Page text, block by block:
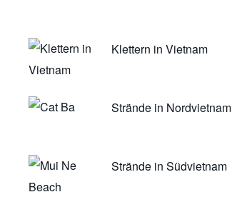
Klettern in Vietnam
Strände in Nordvietnam
Strände in Südvietnam